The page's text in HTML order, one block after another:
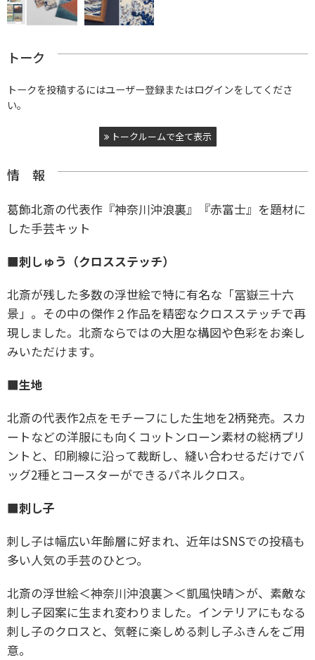
トーク
トークを投稿するにはユーザー登録またはログインをしてくださ
い。
トークルームで全て表示
情 報
葛飾北斎の代表作『神奈川沖浪裏』『赤富士』を題材に
した手芸キット
■刺しゅう（クロスステッチ）
北斎が残した多数の浮世絵で特に有名な「冨嶽三十六
景」。その中の傑作２作品を精密なクロスステッチで再
現しました。北斎ならではの大胆な構図や色彩をお楽し
みいただけます。
■生地
北斎の代表作2点をモチーフにした生地を2柄発売。スカ
ートなどの洋服にも向くコットンローン素材の総柄プリ
ントと、印刷線に沿って裁断し、縫い合わせるだけでバ
ッグ2種とコースターができるパネルクロス。
■刺し子
刺し子は幅広い年齢層に好まれ、近年はSNSでの投稿も
多い人気の手芸のひとつ。
北斎の浮世絵＜神奈川沖浪裏＞＜凱風快晴＞が、素敵な
刺し子図案に生まれ変わりました。インテリアにもなる
刺し子のクロスと、気軽に楽しめる刺し子ふきんをご用
意。